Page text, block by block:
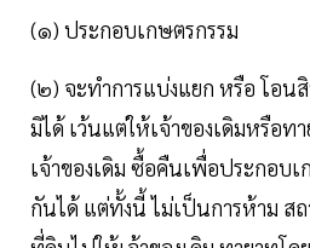
(๑) ประกอบเกษตรกรรม
(๒) จะทําการแบ่งแยก หรือ โอ
มิได้ เว้นแต่ให้เจ้าของเดิมหรือท
เจ้าของเดิม ซื้อคืนเพื่อประกอบ
กันได้ แต่ทั้งนี้ ไม่เป็นการห้าม ส